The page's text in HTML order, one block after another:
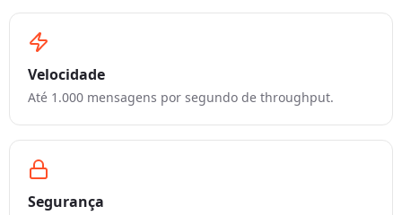
Velocidade
Até 1.000 mensagens por segundo de throughput.
Segurança